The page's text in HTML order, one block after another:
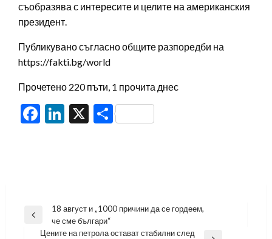
съобразява с интересите и целите на американския
президент.
Публикувано съгласно общите разпоредби на
https://fakti.bg/world
Прочетено 220 пъти, 1 прочита днес
Facebook
LinkedIn
X Share
Навигация
Previous
18 август и „1000 причини да се гордеем,
че сме българи“
Цените на петрола остават стабилни след